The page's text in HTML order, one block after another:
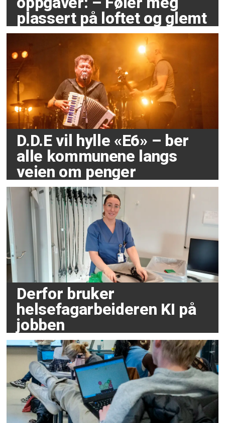
plassert på loftet og glemt
D.D.E vil hylle «E6» – ber
alle kommunene langs
veien om penger
Derfor bruker
helsefagarbeideren KI på
jobben